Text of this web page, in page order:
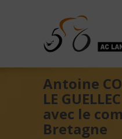
Antoine
LE
avec le
Bretagne